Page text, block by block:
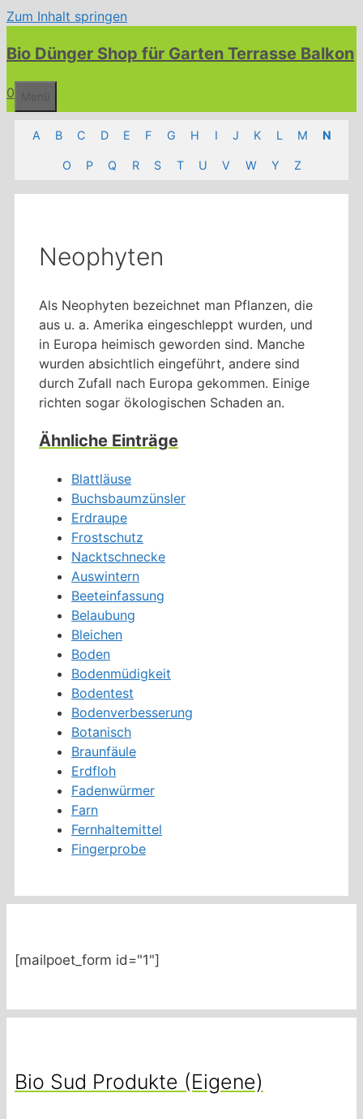
Zum Inhalt springen
Bio Dünger Shop für Garten Terrasse Balkon
0
A B C D E F G H I J K L M N
O P Q R S T U V W Y Z
Neophyten
Als Neophyten bezeichnet man Pflanzen, die
aus u. a. Amerika eingeschleppt wurden, und
in Europa heimisch geworden sind. Manche
wurden absichtlich eingeführt, andere sind
durch Zufall nach Europa gekommen. Einige
richten sogar ökologischen Schaden an.
Ähnliche Einträge
Blattläuse
Buchsbaumzünsler
Erdraupe
Frostschutz
Nacktschnecke
Auswintern
Beeteinfassung
Belaubung
Bleichen
Boden
Bodenmüdigkeit
Bodentest
Bodenverbesserung
Botanisch
Braunfäule
Erdfloh
Fadenwürmer
Farn
Fernhaltemittel
Fingerprobe
[mailpoet_form id="1"]
Bio Sud Produkte (Eigene)